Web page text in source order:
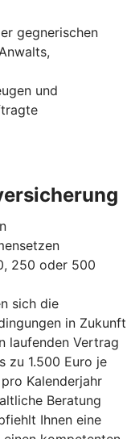
gegnerischen
und
250 oder 500
sich die
in Zukunft
laufenden Vertrag
zu 1.500 Euro je
Kalenderjahr
Beratung
Ihnen eine